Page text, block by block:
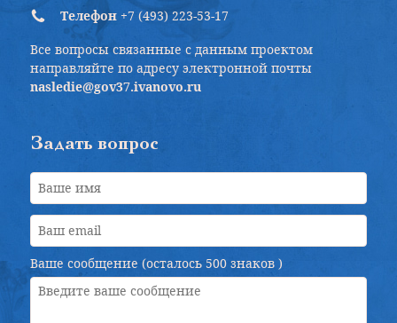
Телефон +7 (493) 223-53-17
Все вопросы связанные с данным проектом
направляйте по адресу электронной почты
nasledie@gov37.ivanovo.ru
Задать вопрос
Ваше сообщение (осталось 500 знаков )